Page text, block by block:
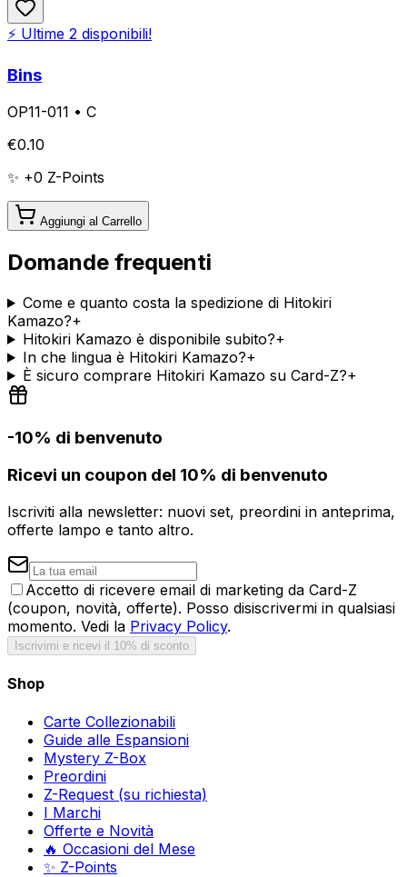
⚡ Ultime 2 disponibili!
Bins
OP11-011 • C
€0.10
✨ +0 Z-Points
Aggiungi al Carrello
Domande frequenti
Come e quanto costa la spedizione di Hitokiri
Kamazo?+
Hitokiri Kamazo è disponibile subito?+
In che lingua è Hitokiri Kamazo?+
È sicuro comprare Hitokiri Kamazo su Card-Z?+
-10% di benvenuto
Ricevi un coupon del 10% di benvenuto
Iscriviti alla newsletter: nuovi set, preordini in anteprima,
offerte lampo e tanto altro.
Accetto di ricevere email di marketing da Card-Z
(coupon, novità, offerte). Posso disiscrivermi in qualsiasi
momento. Vedi la Privacy Policy.
Iscrivimi e ricevi il 10% di sconto
Shop
Carte Collezionabili
Guide alle Espansioni
Mystery Z-Box
Preordini
Z-Request (su richiesta)
I Marchi
Offerte e Novità
🔥 Occasioni del Mese
✨ Z-Points